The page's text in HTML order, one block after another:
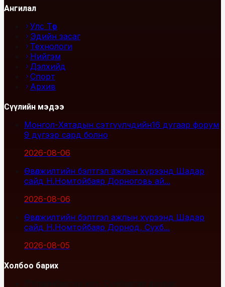
Ангилал
Улс Төр
Эдийн засаг
Технологи
Нийгэм
Дэлхийд
Спорт
Архив
Сүүлийн мэдээ
Монгол-Хятадын сэтгүүлчдийн16 дугаар форум
9 дүгээр сард болно
2026-08-06
Өвөлжилтийн бэлтгэл ажлын хүрээнд Шадар
сайд Н.Номтойбаяр Дорноговь ай...
2026-08-06
Өвөлжилтийн бэлтгэл ажлын хүрээнд Шадар
сайд Н.Номтойбаяр Дорнод, Сүхб...
2026-08-05
Холбоо барих